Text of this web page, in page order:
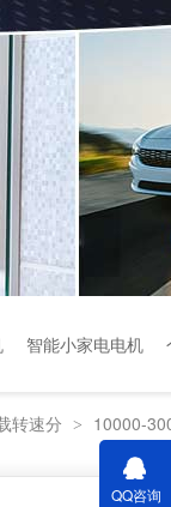
智能小家电电机
转速分 > 10000-
QQ咨询